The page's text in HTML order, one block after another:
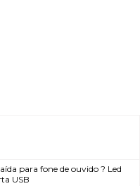
para fone de ouvido ? Led
USB